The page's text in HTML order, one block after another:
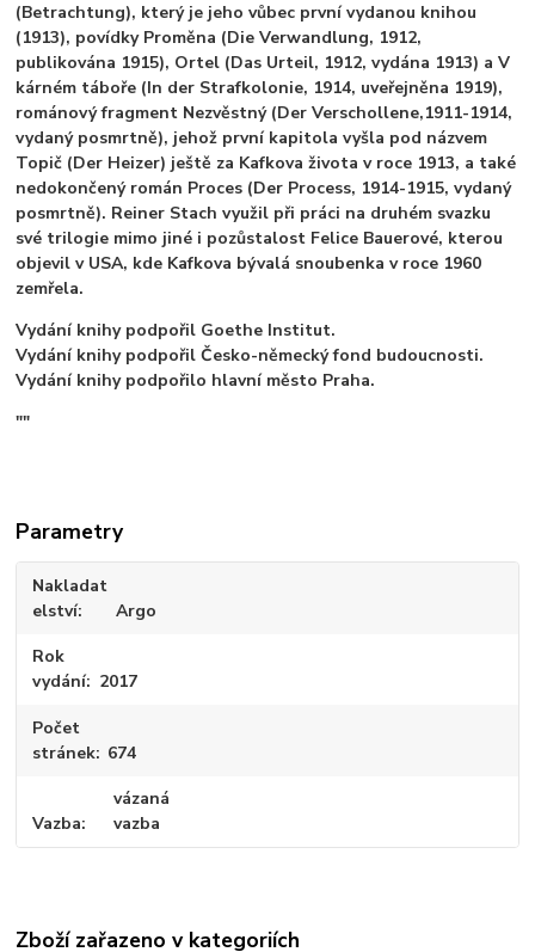
(Betrachtung), který je jeho vůbec první vydanou knihou
(1913), povídky Proměna (Die Verwandlung, 1912,
publikována 1915), Ortel (Das Urteil, 1912, vydána 1913) a V
kárném táboře (In der Strafkolonie, 1914, uveřejněna 1919),
románový fragment Nezvěstný (Der Verschollene,1911-1914,
vydaný posmrtně), jehož první kapitola vyšla pod názvem
Topič (Der Heizer) ještě za Kafkova života v roce 1913, a také
nedokončený román Proces (Der Process, 1914-1915, vydaný
posmrtně). Reiner Stach využil při práci na druhém svazku
své trilogie mimo jiné i pozůstalost Felice Bauerové, kterou
objevil v USA, kde Kafkova bývalá snoubenka v roce 1960
zemřela.
Vydání knihy podpořil Goethe Institut.
Vydání knihy podpořil Česko-německý fond budoucnosti.
Vydání knihy podpořilo hlavní město Praha.
""
Parametry
Nakladat
elství
Argo
Rok
vydání
2017
Počet
stránek 674
Vazba
vázaná
vazba
Zboží zařazeno v kategoriích